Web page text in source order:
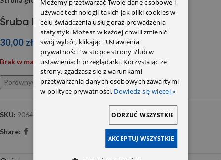
Śruba kolumny kierowniczej
30,00 zł
Brak w magazynie
Porównywarka Ulubione
SKU: 9064620171
Share:
Możemy przetwarzać Twoje dane osobowe i
używać technologii takich jak pliki cookies w
celu świadczenia usług oraz prowadzenia
statystyk. Możesz w każdej chwili zmienić
swój wybór, klikając "Ustawienia
prywatności" w stopce strony i/lub w
ustawieniach przeglądarki. Korzystając ze
strony, zgadzasz się z warunkami
przetwarzania danych osobowych zawartymi
w polityce prywatności. Dowiedz się więcej »
AKCEPTUJ WSZYSTKIE
ODRZUĆ WSZYSTKIE